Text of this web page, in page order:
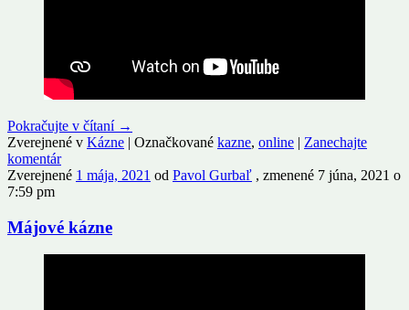
Pokračujte v čítaní →
Zverejnené v Kázne | Označkované kazne, online | Zanechajte
komentár
Zverejnené 1 mája, 2021 od Pavol Gurbaľ , zmenené 7 júna, 2021 o
7:59 pm
Májové kázne